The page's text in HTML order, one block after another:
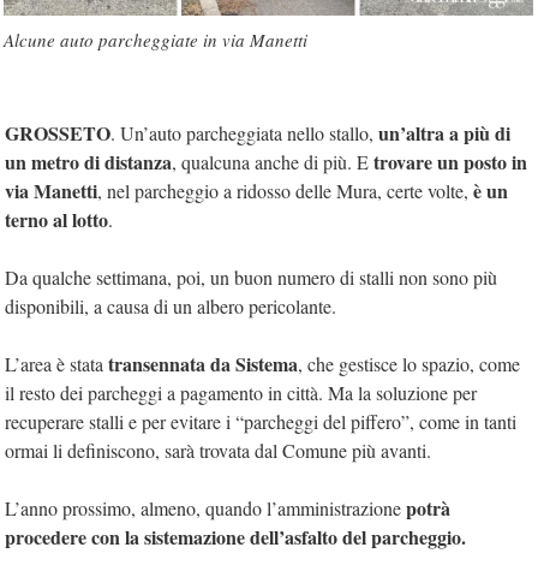
Alcune auto parcheggiate in via Manetti
GROSSETO. Un’auto parcheggiata nello stallo, un’altra a più di
un metro di distanza, qualcuna anche di più. Etrovare un posto in
via Manetti, nel parcheggio a ridosso delle Mura, certe volte, è un
terno al lotto.
Da qualche settimana, poi, un buon numero di stalli non sono più
disponibili, a causa di un albero pericolante.
L’area è stata transennata da Sistema, che gestisce lo spazio, come
il resto dei parcheggi a pagamento in città. Ma la soluzione per
recuperare stalli e per evitare i “parcheggi del piffero”, come in tanti
ormai li definiscono, sarà trovata dal Comune più avanti.
L’anno prossimo, almeno, quando l’amministrazionepotrà
procedere con la sistemazione dell’asfalto del parcheggio.